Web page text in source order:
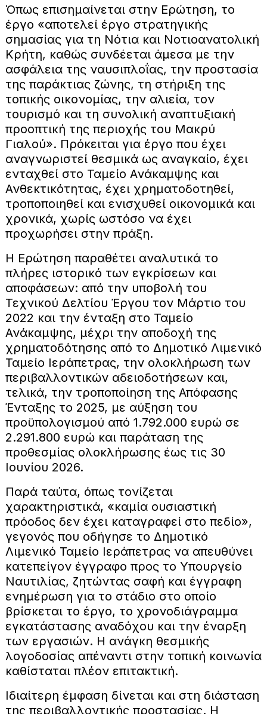
Όπως επισημαίνεται στην Ερώτηση, το
έργο «αποτελεί έργο στρατηγικής
σημασίας για τη Νότια και Νοτιοανατολική
Κρήτη, καθώς συνδέεται άμεσα με την
ασφάλεια της ναυσιπλοΐας, την προστασία
της παράκτιας ζώνης, τη στήριξη της
τοπικής οικονομίας, την αλιεία, τον
τουρισμό και τη συνολική αναπτυξιακή
προοπτική της περιοχής του Μακρύ
Γιαλού». Πρόκειται για έργο που έχει
αναγνωριστεί θεσμικά ως αναγκαίο, έχει
ενταχθεί στο Ταμείο Ανάκαμψης και
Ανθεκτικότητας, έχει χρηματοδοτηθεί,
τροποποιηθεί και ενισχυθεί οικονομικά και
χρονικά, χωρίς ωστόσο να έχει
προχωρήσει στην πράξη.
Η Ερώτηση παραθέτει αναλυτικά το
πλήρες ιστορικό των εγκρίσεων και
αποφάσεων: από την υποβολή του
Τεχνικού Δελτίου Έργου τον Μάρτιο του
2022 και την ένταξη στο Ταμείο
Ανάκαμψης, μέχρι την αποδοχή της
χρηματοδότησης από το Δημοτικό Λιμενικό
Ταμείο Ιεράπετρας, την ολοκλήρωση των
περιβαλλοντικών αδειοδοτήσεων και,
τελικά, την τροποποίηση της Απόφασης
Ένταξης το 2025, με αύξηση του
προϋπολογισμού από 1.792.000 ευρώ σε
2.291.800 ευρώ και παράταση της
προθεσμίας ολοκλήρωσης έως τις 30
Ιουνίου 2026.
Παρά ταύτα, όπως τονίζεται
χαρακτηριστικά, «καμία ουσιαστική
πρόοδος δεν έχει καταγραφεί στο πεδίο»,
γεγονός που οδήγησε το Δημοτικό
Λιμενικό Ταμείο Ιεράπετρας να απευθύνει
κατεπείγον έγγραφο προς το Υπουργείο
Ναυτιλίας, ζητώντας σαφή και έγγραφη
ενημέρωση για το στάδιο στο οποίο
βρίσκεται το έργο, το χρονοδιάγραμμα
εγκατάστασης αναδόχου και την έναρξη
των εργασιών. Η ανάγκη θεσμικής
λογοδοσίας απέναντι στην τοπική κοινωνία
καθίσταται πλέον επιτακτική.
Ιδιαίτερη έμφαση δίνεται και στη διάσταση
της περιβαλλοντικής προστασίας. Η